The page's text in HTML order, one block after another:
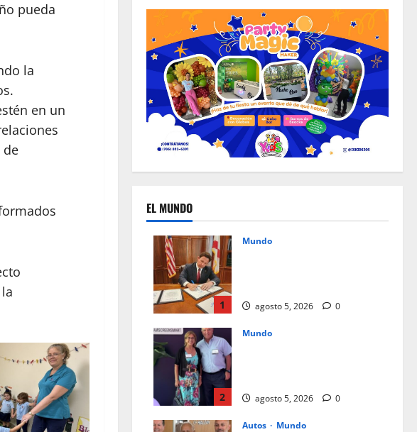
pueda
la
en un
de
EL MUNDO
1
Mundo
agosto 5, 2026 0
2
Mundo
agosto 5, 2026 0
Autos Mundo